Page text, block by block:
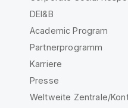
DEI&B
Academic Program
Partnerprogramm
Karriere
Presse
Weltweite Zentrale/